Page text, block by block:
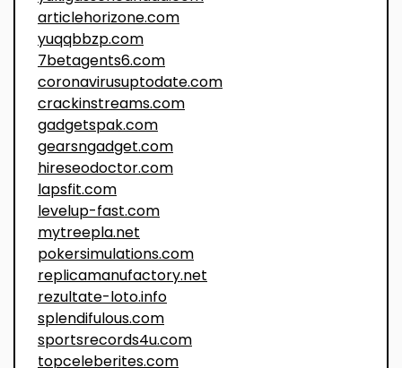
articlehorizone.com
yuqqbbzp.com
7betagents6.com
coronavirusuptodate.com
crackinstreams.com
gadgetspak.com
gearsngadget.com
hireseodoctor.com
lapsfit.com
levelup-fast.com
mytreepla.net
pokersimulations.com
replicamanufactory.net
rezultate-loto.info
splendifulous.com
sportsrecords4u.com
topceleberites.com